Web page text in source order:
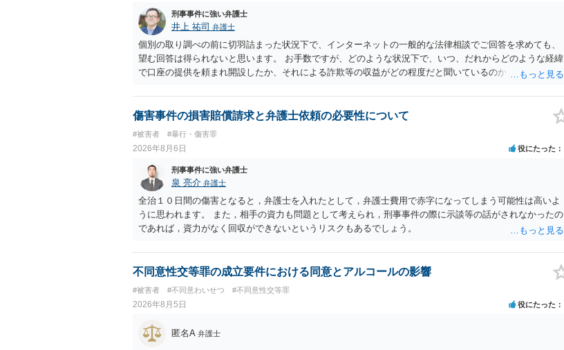
刑事事件に強い弁護士
井上 祐司 弁護士
個別の取り調べの前に切羽詰まった状況下で、インターネットの一般的な法律相談でご回答を求めても、
望む回答は得られないと思います。 お手数ですが、どのような状況下で、いつ、だれからどのような経緯
で口座の提供を頼まれ開設したか、それによる詐欺等の収益がどの程度だと聞いているのかということに
でいえば、任意取り調べの場合、ＩＣレコーダーを持参して取り調べ内容を録音することは必須だと考え
ます。
傷害事件の損害賠償請求と弁護士依頼の必要性について
#被害者 #暴行・傷害罪
2026年8月6日 役にたった
刑事事件に強い弁護士
泉 亮介 弁護士
全治１０日間の傷害となると，弁護士を入れたとして，弁護士費用で赤字になってしまう可能性は高いよ
うに思われます。 また，相手の資力も問題として考えられ，刑事事件の際に示談等の話がされなかったの
であれば，資力がなく回収ができないというリスクもあるでしょう。
不同意性交等罪の成立要件における同意とアルコールの影響
#被害者 #不同意わいせつ #不同意性交等罪
2026年8月5日 役にたった
匿名A 弁護士